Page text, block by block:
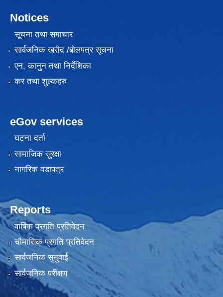
Notices
सूचना तथा समाचार
सार्वजनिक खरीद /बोलपत्र सूचना
एन, कानुन तथा निर्देशिका
कर तथा शुल्कहरु
eGov services
घटना दर्ता
सामाजिक सुरक्षा
नागरिक वडापत्र
Reports
वार्षिक प्रगति प्रतिवेदन
चौमासिक प्रगति प्रतिवेदन
सार्वजनिक सुनुवाई
सार्वजनिक परीक्षण